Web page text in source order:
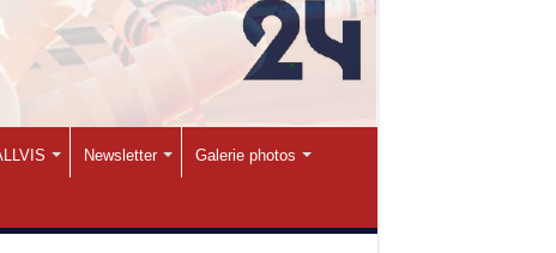
Newsletter Galerie photos